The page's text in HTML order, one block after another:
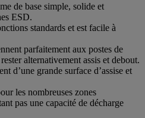
de base simple, solide et
ESD.
standards et est facile à
parfaitement aux postes de
alternativement assis et debout.
d’une grande surface d’assise et
les nombreuses zones
pas une capacité de décharge